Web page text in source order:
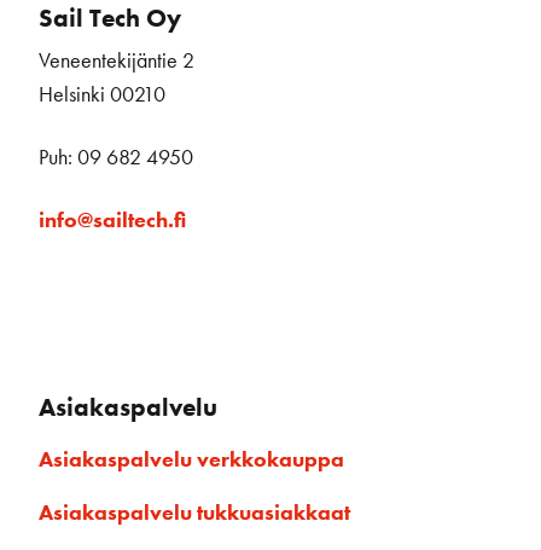
Sail Tech Oy
Veneentekijäntie 2
Helsinki 00210
Puh: 09 682 4950
info@sailtech.fi
Asiakaspalvelu
Asiakaspalvelu verkkokauppa
Asiakaspalvelu tukkuasiakkaat